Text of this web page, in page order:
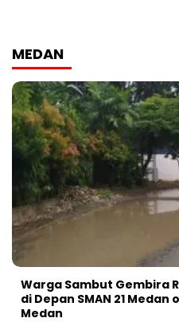
MEDAN
Warga Sambut Gembira
di Depan SMAN 21 Medan
Medan